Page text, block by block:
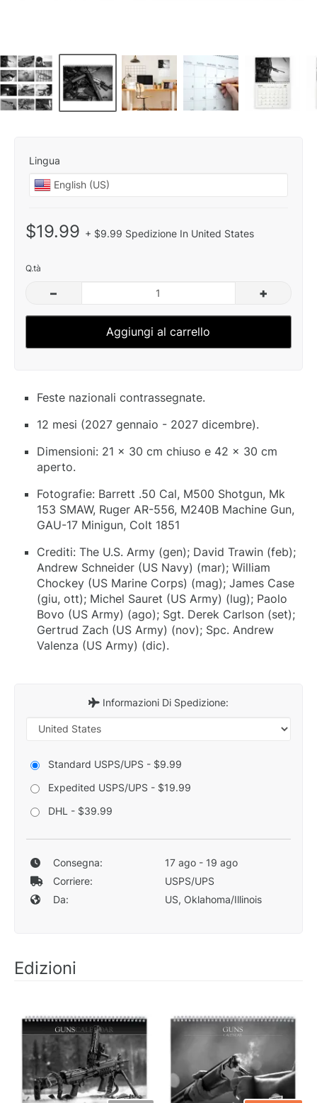
Lingua
$19.99 + $9.99 Spedizione In United States
Q.tà
– +
Aggiungi al carrello
Feste nazionali contrassegnate.
12 mesi (2027 gennaio - 2027 dicembre).
Dimensioni: 21 x 30 cm chiuso e 42 x 30 cm
aperto.
Fotografie: Barrett .50 Cal, M500 Shotgun, Mk
153 SMAW, Ruger AR-556, M240B Machine Gun,
GAU-17 Minigun, Colt 1851
Crediti: The U.S. Army (gen); David Trawin (feb);
Andrew Schneider (US Navy) (mar); William
Chockey (US Marine Corps) (mag); James Case
(giu, ott); Michel Sauret (US Army) (lug); Paolo
Bovo (US Army) (ago); Sgt. Derek Carlson (set);
Gertrud Zach (US Army) (nov); Spc. Andrew
Valenza (US Army) (dic).
Informazioni Di Spedizione:
Standard USPS/UPS - $9.99
Expedited USPS/UPS - $19.99
DHL - $39.99
Consegna:
17 ago - 19 ago
Corriere:
USPS/UPS
Da:
US, Oklahoma/Illinois
Edizioni